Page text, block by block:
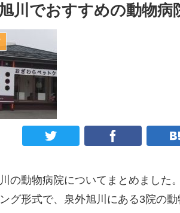
川でおすすめの動物病
の動物病院についてまとめました。
グ形式で、泉外旭川にある3院の